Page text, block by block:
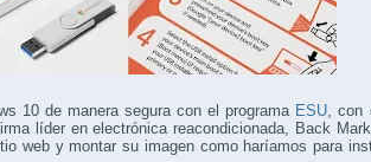
10 de manera segura con el programa ESU ,
líder en electrónica reacondicionada, Back
web y montar su imagen como haríamos para